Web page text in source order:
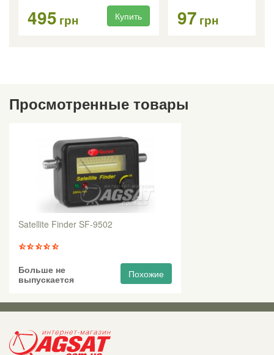
495 грн Купить 97 грн
Просмотренные товары
Satellite Finder SF-9502
Больше не
выпускается
Похожие